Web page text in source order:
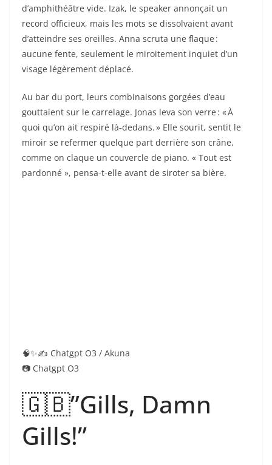
d’amphithéâtre vide. Izak, le speaker annonçait un
record officieux, mais les mots se dissolvaient avant
d’atteindre ses oreilles. Anna scruta une flaque :
aucune fente, seulement le miroitement inquiet d’un
visage légèrement déplacé.
Au bar du port, leurs combinaisons gorgées d’eau
gouttaient sur le carrelage. Jonas leva son verre : « À
quoi qu’on ait respiré là‑dedans. » Elle sourit, sentit le
miroir se refermer quelque part derrière son crâne,
comme on claque un couvercle de piano. « Tout est
pardonné », pensa-t-elle avant de siroter sa bière.
the sink still resonated with its routine drip-drip. The
coffee maker hummed a monotonous bass; outside,
She, Anna, brushed the slits pulsating just below the
angle of her jaw: smooth as wax, unreal as a dream
that persists after waking.